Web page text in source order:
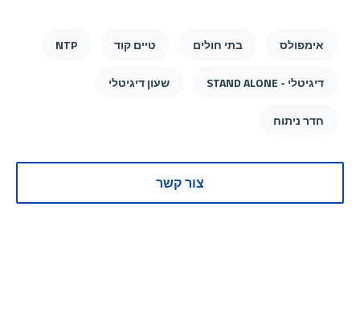
אימפולס בתי חולים טיים קוד NTP
דיגיטלי - STAND ALONE שעון דיגיטלי
חדר ניתוח
צור קשר